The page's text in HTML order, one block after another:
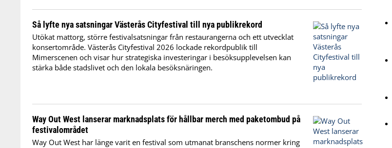
Så lyfte nya satsningar Västerås Cityfestival till nya publikrekord
Utökat mattorg, större festivalsatsningar från restaurangerna och ett utvecklat
konsertområde. Västerås Cityfestival 2026 lockade rekordpublik till
Mimerscenen och visar hur strategiska investeringar i besöksupplevelsen kan
stärka både stadslivet och den lokala besöksnäringen.
Way Out West lanserar marknadsplats för hållbar merch med paketombud på
festivalområdet
Way Out West har länge varit en festival som utmanat branschens normer kring